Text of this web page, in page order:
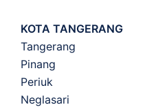
KOTA TANGERANG
Tangerang
Pinang
Periuk
Neglasari